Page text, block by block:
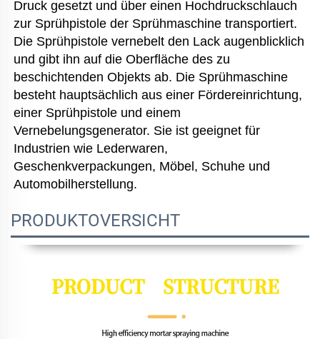
Druck gesetzt und über einen Hochdruckschlauch
zur Sprühpistole der Sprühmaschine transportiert.
Die Sprühpistole vernebelt den Lack augenblicklich
und gibt ihn auf die Oberfläche des zu
beschichtenden Objekts ab. Die Sprühmaschine
besteht hauptsächlich aus einer Fördereinrichtung,
einer Sprühpistole und einem
Vernebelungsgenerator. Sie ist geeignet für
Industrien wie Lederwaren,
Geschenkverpackungen, Möbel, Schuhe und
Automobilherstellung.
PRODUKTOVERSICHT